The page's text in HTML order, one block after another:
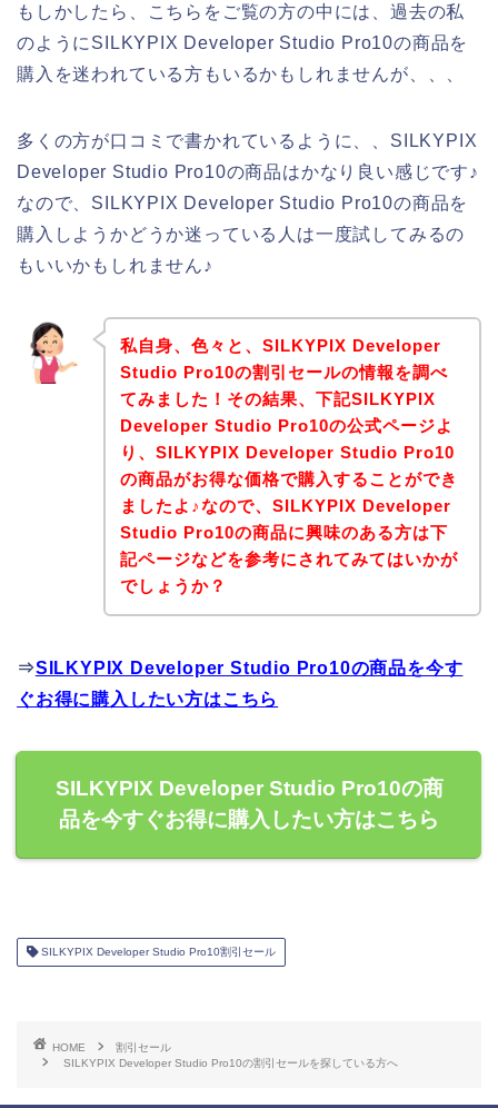
もしかしたら、こちらをご覧の方の中には、過去の私
のようにSILKYPIX Developer Studio Pro10の商品を
購入を迷われている方もいるかもしれませんが、、、
多くの方が口コミで書かれているように、、SILKYPIX
Developer Studio Pro10の商品はかなり良い感じです♪
なので、SILKYPIX Developer Studio Pro10の商品を
購入しようかどうか迷っている人は一度試してみるの
もいいかもしれません♪
私自身、色々と、SILKYPIX Developer
Studio Pro10の割引セールの情報を調べ
てみました！その結果、下記SILKYPIX
Developer Studio Pro10の公式ページよ
り、SILKYPIX Developer Studio Pro10
の商品がお得な価格で購入することができ
ましたよ♪なので、SILKYPIX Developer
Studio Pro10の商品に興味のある方は下
記ページなどを参考にされてみてはいかが
でしょうか？
⇒SILKYPIX Developer Studio Pro10の商品を今す
ぐお得に購入したい方はこちら
SILKYPIX Developer Studio Pro10の商
品を今すぐお得に購入したい方はこちら
SILKYPIX Developer Studio Pro10割引セール
HOME
割引セール
SILKYPIX Developer Studio Pro10の割引セールを探している方へ